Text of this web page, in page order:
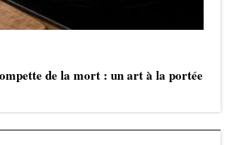
de la mort : un art à la portée